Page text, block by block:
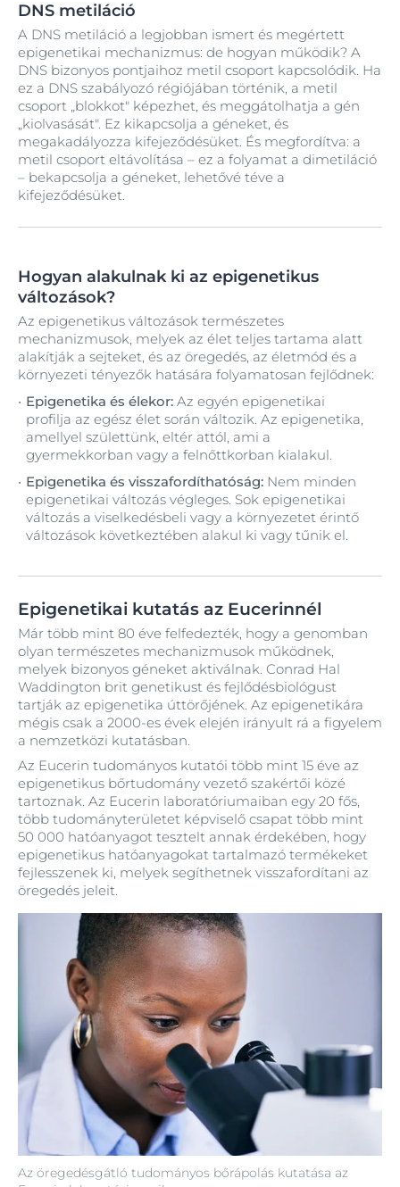
DNS metiláció
A DNS metiláció a legjobban ismert és megértett
epigenetikai mechanizmus: de hogyan működik? A
DNS bizonyos pontjaihoz metil csoport kapcsolódik. Ha
ez a DNS szabályozó régiójában történik, a metil
csoport „blokkot" képezhet, és meggátolhatja a gén
„kiolvasását". Ez kikapcsolja a géneket, és
megakadályozza kifejeződésüket. És megfordítva: a
metil csoport eltávolítása – ez a folyamat a dimetiláció
– bekapcsolja a géneket, lehetővé téve a
kifejeződésüket.
Hogyan alakulnak ki az epigenetikus
változások?
Az epigenetikus változások természetes
mechanizmusok, melyek az élet teljes tartama alatt
alakítják a sejteket, és az öregedés, az életmód és a
környezeti tényezők hatására folyamatosan fejlődnek:
Epigenetika és élekor: Az egyén epigenetikai
profilja az egész élet során változik. Az epigenetika,
amellyel születtünk, eltér attól, ami a
gyermekkorban vagy a felnőttkorban kialakul.
Epigenetika és visszafordíthatóság: Nem minden
epigenetikai változás végleges. Sok epigenetikai
változás a viselkedésbeli vagy a környezetet érintő
változások következtében alakul ki vagy tűnik el.
Epigenetikai kutatás az Eucerinnél
Már több mint 80 éve felfedezték, hogy a genomban
olyan természetes mechanizmusok működnek,
melyek bizonyos géneket aktiválnak. Conrad Hal
Waddington brit genetikust és fejlődésbiológust
tartják az epigenetika úttörőjének. Az epigenetikára
mégis csak a 2000-es évek elején irányult rá a figyelem
a nemzetközi kutatásban.
Az Eucerin tudományos kutatói több mint 15 éve az
epigenetikus bőrtudomány vezető szakértői közé
tartoznak. Az Eucerin laboratóriumaiban egy 20 fős,
több tudományterületet képviselő csapat több mint
50 000 hatóanyagot tesztelt annak érdekében, hogy
epigenetikus hatóanyagokat tartalmazó termékeket
fejlesszenek ki, melyek segíthetnek visszafordítani az
öregedés jeleit.
Az öregedésgátló tudományos bőrápolás kutatása az